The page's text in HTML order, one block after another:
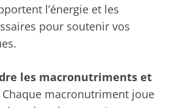
l’énergie et les
pour soutenir vos
les macronutriments et
Chaque macronutriment joue